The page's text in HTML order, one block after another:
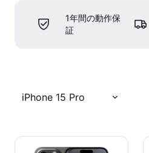
1年間の動作保
証
iPhone 15 Pro